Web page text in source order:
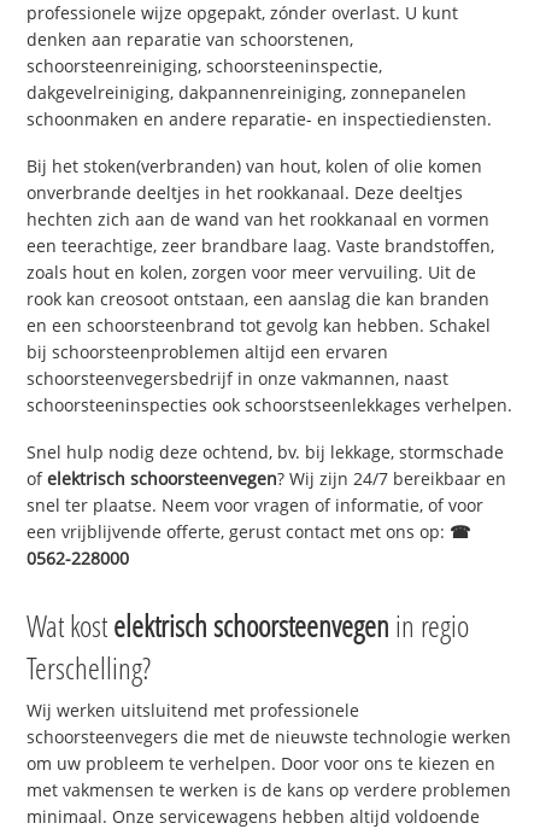
professionele wijze opgepakt, zónder overlast. U kunt
denken aan reparatie van schoorstenen,
schoorsteenreiniging, schoorsteeninspectie,
dakgevelreiniging, dakpannenreiniging, zonnepanelen
schoonmaken en andere reparatie- en inspectiediensten.
Bij het stoken(verbranden) van hout, kolen of olie komen
onverbrande deeltjes in het rookkanaal. Deze deeltjes
hechten zich aan de wand van het rookkanaal en vormen
een teerachtige, zeer brandbare laag. Vaste brandstoffen,
zoals hout en kolen, zorgen voor meer vervuiling. Uit de
rook kan creosoot ontstaan, een aanslag die kan branden
en een schoorsteenbrand tot gevolg kan hebben. Schakel
bij schoorsteenproblemen altijd een ervaren
schoorsteenvegersbedrijf in onze vakmannen, naast
schoorsteeninspecties ook schoorstseenlekkages verhelpen.
Snel hulp nodig deze ochtend, bv. bij lekkage, stormschade
ofelektrisch schoorsteenvegen? Wij zijn 24/7 bereikbaar en
snel ter plaatse. Neem voor vragen of informatie, of voor
een vrijblijvende offerte, gerust contact met ons op: ☎
0562-228000
Wat kostelektrisch schoorsteenvegen in regio
Terschelling?
Wij werken uitsluitend met professionele
schoorsteenvegers die met de nieuwste technologie werken
om uw probleem te verhelpen. Door voor ons te kiezen en
met vakmensen te werken is de kans op verdere problemen
minimaal. Onze servicewagens hebben altijd voldoende